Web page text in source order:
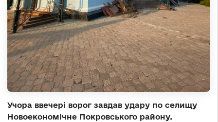
Учора ввечері ворог завдав удару по селищу
Новоекономічне Покровського району.